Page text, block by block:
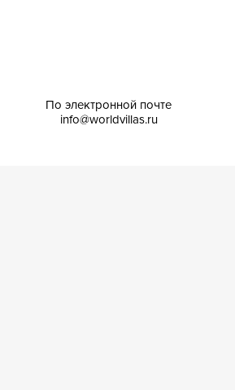
По электронной почте
info@worldvillas.ru